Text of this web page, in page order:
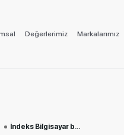
Değerlerimiz Markalarımız
İndeks Bilgisayar b...